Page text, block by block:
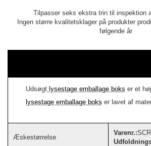
Tilpasser seks ekstra trin til inspektion
Ingen større kvalitetsklager på produkter
følgende år
Udsøgt lysestage emballage boks er et
lysestage emballage boks er lavet af
Æskestørrelse
Varenr.: